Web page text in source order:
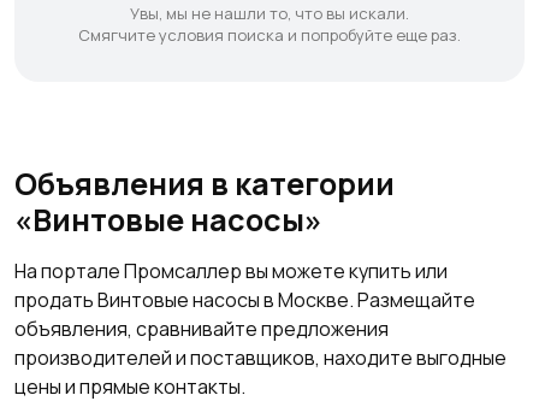
Увы, мы не нашли то, что вы искали.
Смягчите условия поиска и попробуйте еще раз.
Объявления в категории
«Винтовые насосы»
На портале Промсаллер вы можете купить или
продать Винтовые насосы в Москве. Размещайте
объявления, сравнивайте предложения
производителей и поставщиков, находите выгодные
цены и прямые контакты.